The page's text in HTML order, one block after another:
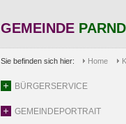
GEMEINDE
Sie befinden sich hier: Home
BÜRGERSERVICE
GEMEINDEPORTRAIT